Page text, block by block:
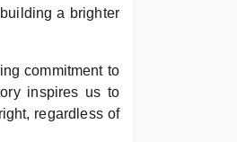
a brighter
commitment to
inspires us to
regardless of